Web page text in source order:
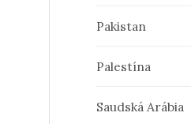
Pakistan
Palestína
Saudská Arábia